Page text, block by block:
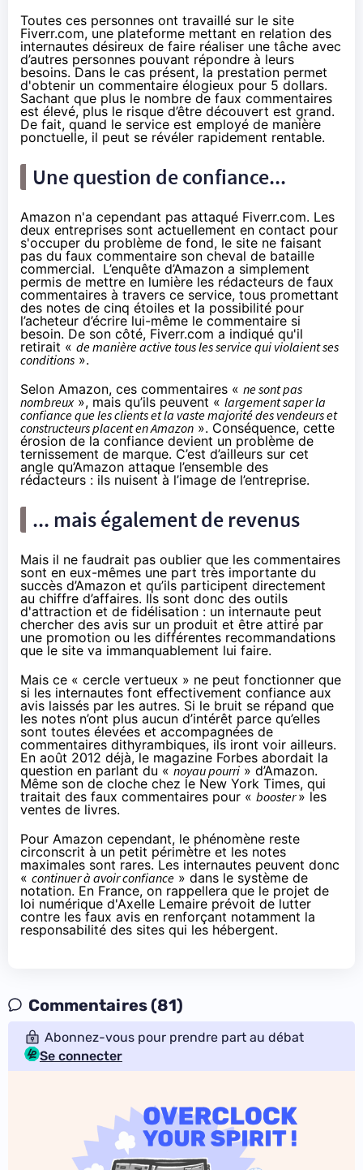
Toutes ces personnes ont travaillé sur le site
Fiverr.com, une plateforme mettant en relation des
internautes désireux de faire réaliser une tâche avec
d’autres personnes pouvant répondre à leurs
besoins. Dans le cas présent, la prestation permet
d'obtenir un commentaire élogieux pour 5 dollars.
Sachant que plus le nombre de faux commentaires
est élevé, plus le risque d’être découvert est grand.
De fait, quand le service est employé de manière
ponctuelle, il peut se révéler rapidement rentable.
Une question de confiance...
Amazon n'a cependant pas attaqué Fiverr.com. Les
deux entreprises sont actuellement en contact pour
s'occuper du problème de fond, le site ne faisant
pas du faux commentaire son cheval de bataille
commercial. L’enquête d’Amazon a simplement
permis de mettre en lumière les rédacteurs de faux
commentaires à travers ce service, tous promettant
des notes de cinq étoiles et la possibilité pour
l’acheteur d’écrire lui-même le commentaire si
besoin. De son côté, Fiverr.com a indiqué qu'il
retirait « de manière active tous les service qui violaient ses
conditions ».
Selon Amazon, ces commentaires « ne sont pas
nombreux», mais qu’ils peuvent « largement saper la
confiance que les clients et la vaste majorité des vendeurs et
constructeurs placent enAmazon ». Conséquence, cette
érosion de la confiance devient un problème de
ternissement de marque. C’est d’ailleurs sur cet
angle qu’Amazon attaque l’ensemble des
rédacteurs : ils nuisent à l’image de l’entreprise.
... mais également de revenus
Mais il ne faudrait pas oublier que les commentaires
sont en eux-mêmes une part très importante du
succès d’Amazon et qu’ils participent directement
au chiffre d’affaires. Ils sont donc des outils
d'attraction et de fidélisation : un internaute peut
chercher des avis sur un produit et être attiré par
une promotion ou les différentes recommandations
que le site va immanquablement lui faire.
Mais ce « cercle vertueux » ne peut fonctionner que
si les internautes font effectivement confiance aux
avis laissés par les autres. Si le bruit se répand que
les notes n’ont plus aucun d’intérêt parce qu’elles
sont toutes élevées et accompagnées de
commentaires dithyrambiques, ils iront voir ailleurs.
En août 2012 déjà, le magazine Forbes abordait la
question en parlant du «noyau pourri » d’Amazon.
Même son de cloche chez le New York Times, qui
traitait des faux commentaires pour « booster» les
ventes de livres.
Pour Amazon cependant, le phénomène reste
circonscrit à un petit périmètre et les notes
maximales sont rares. Les internautes peuvent donc
« continuer à avoir confiance » dans le système de
notation. En France, on rappellera que le projet de
loi numérique d'Axelle Lemaire prévoit de lutter
contre les faux avis en renforçant notamment la
responsabilité des sites qui les hébergent.
Commentaires (81)
Abonnez-vous pour prendre part au débat
Se connecter